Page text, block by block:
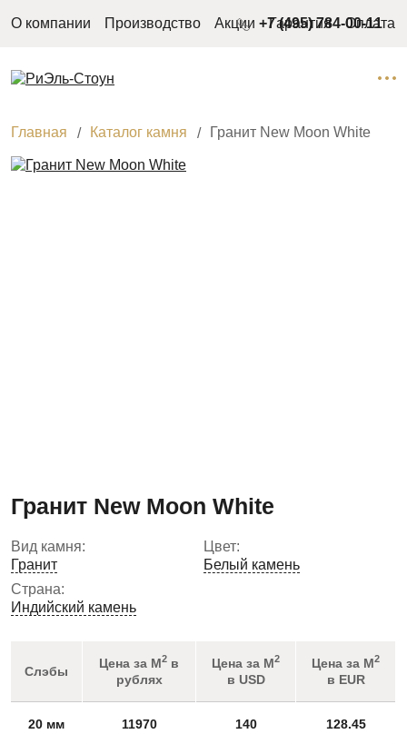
О компании Производство Акции Гарантия Оплата
+7 (495) 784-00-11
Главная Каталог камня Гранит New Moon White
Гранит New Moon White
Вид камня:
Гранит
Цвет:
Белый камень
Страна:
Индийский камень
Слэбы
Цена за М2 в
рублях
Цена за М2
в USD
Цена за М2
в EUR
20 мм 11970 140 128.45